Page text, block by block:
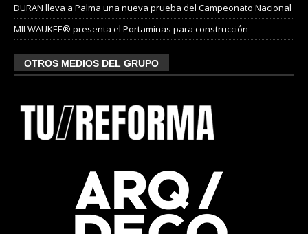
DURAN lleva a Palma una nueva prueba del Campeonato Nacional
MILWAUKEE® presenta el Portaminas para construcción
OTROS MEDIOS DEL GRUPO